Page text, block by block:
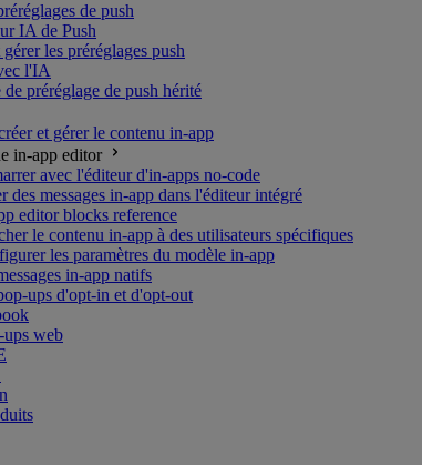
de push
IA de Push
les préréglages push
l'IA
préréglage de push hérité
et gérer le contenu in-app
in-app editor
avec l'éditeur d'in-apps no-code
des messages in-app dans l'éditeur intégré
editor blocks reference
le contenu in-app à des utilisateurs spécifiques
les paramètres du modèle in-app
in-app natifs
ups d'opt-in et d'opt-out
ups web